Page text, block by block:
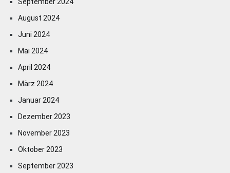
August 2024
Juni 2024
Mai 2024
April 2024
März 2024
Januar 2024
Dezember 2023
November 2023
Oktober 2023
September 2023